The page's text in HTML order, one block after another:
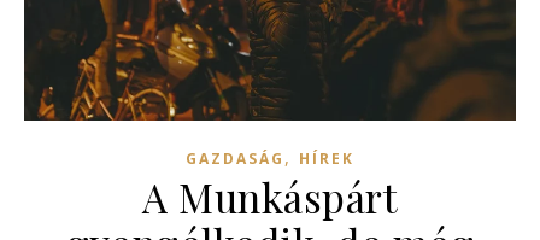
GAZDASÁG , HÍREK
A Munkáspárt